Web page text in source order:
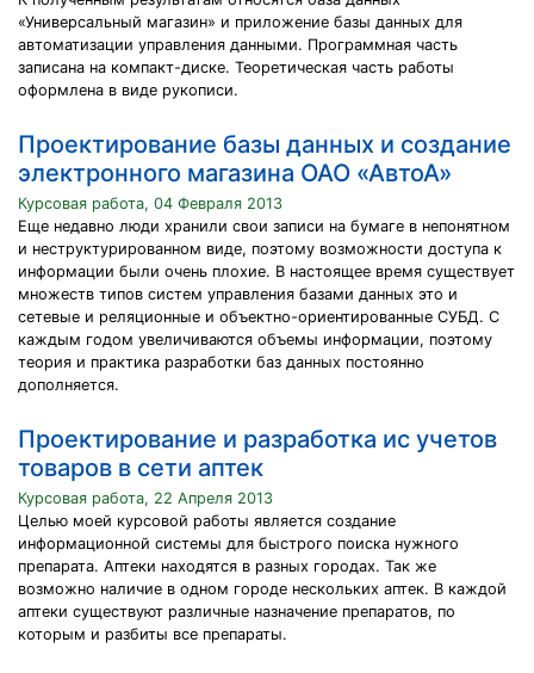
«Универсальный магазин» и приложение базы данных для
автоматизации управления данными. Программная часть
записана на компакт-диске. Теоретическая часть работы
оформлена в виде рукописи.
Проектирование базы данных и создание
электронного магазина ОАО «АвтоА»
Курсовая работа, 04 Февраля 2013
Еще недавно люди хранили свои записи на бумаге в непонятном
и неструктурированном виде, поэтому возможности доступа к
информации были очень плохие. В настоящее время существует
множеств типов систем управления базами данных это и
сетевые и реляционные и объектно-ориентированные СУБД. С
каждым годом увеличиваются объемы информации, поэтому
теория и практика разработки баз данных постоянно
дополняется.
Проектирование и разработка ис учетов
товаров в сети аптек
Курсовая работа, 22 Апреля 2013
Целью моей курсовой работы является создание
информационной системы для быстрого поиска нужного
препарата. Аптеки находятся в разных городах. Так же
возможно наличие в одном городе нескольких аптек. В каждой
аптеки существуют различные назначение препаратов, по
которым и разбиты все препараты.